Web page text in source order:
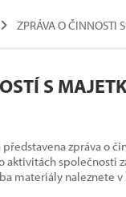
ZPRÁVA O ČINNOSTI
S
zpráva o
aktivitách společnosti
materiály naleznete v